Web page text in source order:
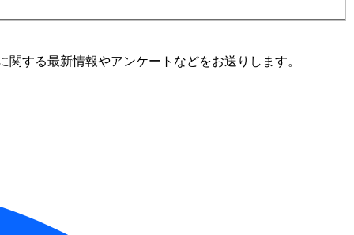
する最新情報やアンケートなどをお送りします。